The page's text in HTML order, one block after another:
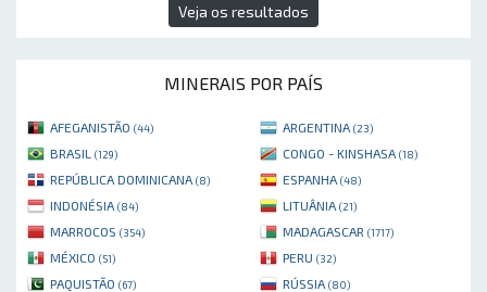
Veja os resultados
MINERAIS POR PAÍS
AFEGANISTÃO (44) ARGENTINA (23)
BRASIL (129) CONGO - KINSHASA (18)
REPÚBLICA DOMINICANA (8) ESPANHA (48)
INDONÉSIA (84) LITUÂNIA (21)
MARROCOS (354) MADAGASCAR (1717)
MÉXICO (51) PERU (32)
PAQUISTÃO (67) RÚSSIA (80)